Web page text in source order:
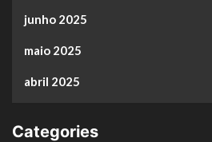
junho 2025
maio 2025
abril 2025
Categories